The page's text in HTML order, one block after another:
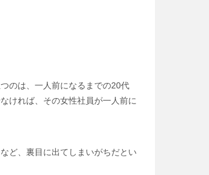
のは、一人前になるまでの20代
ければ、その女性社員が一人前に
ど、裏目に出てしまいがちだとい